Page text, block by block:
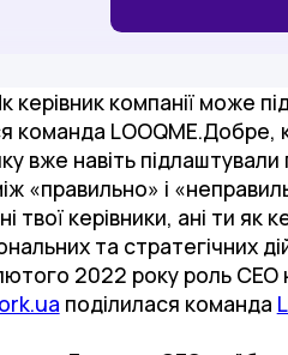
компанії може
команда LOOQME.Добре,
вже навіть підлаштували
«правильно» і
керівники, ані ти як
та стратегічних дій
2022 року роль
поділилася команда